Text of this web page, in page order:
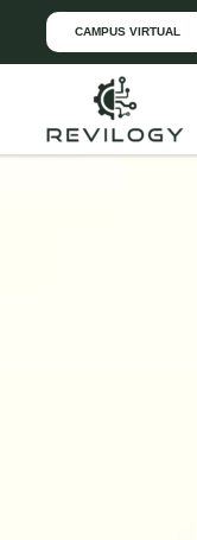
CAMPUS VIRTUAL